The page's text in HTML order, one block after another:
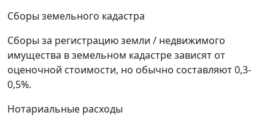
Сборы земельного кадастра
Сборы за регистрацию земли / недвижимого
имущества в земельном кадастре зависят от
оценочной стоимости, но обычно составляют 0,3-
0,5%.
Нотариальные расходы